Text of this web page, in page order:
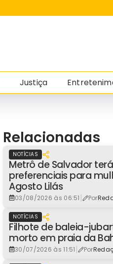
Justiça
Relacionadas
NOTÍCIAS
Metrô de Salvador
preferenciais para
Agosto Lilás
03/08/2026 às 06:51 | Por
NOTÍCIAS
Filhote de baleia-
morto em praia da
30/07/2026 às 11:51 | Por